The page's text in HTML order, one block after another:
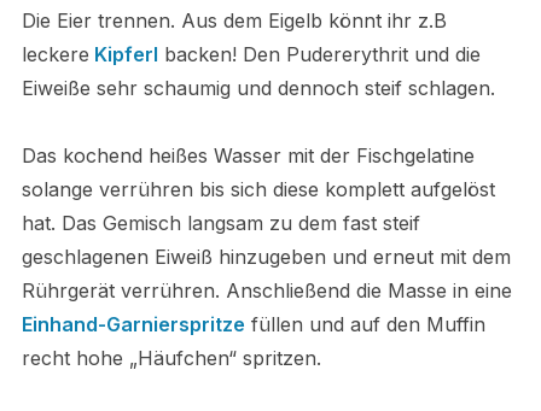
Die Eier trennen. Aus dem Eigelb könnt ihr z.B
leckere Kipferl backen! Den Pudererythrit und die
Eiweiße sehr schaumig und dennoch steif schlagen.
Das kochend heißes Wasser mit der Fischgelatine
solange verrühren bis sich diese komplett aufgelöst
hat. Das Gemisch langsam zu dem fast steif
geschlagenen Eiweiß hinzugeben und erneut mit dem
Rührgerät verrühren. Anschließend die Masse in eine
Einhand-Garnierspritze füllen und auf den Muffin
recht hohe „Häufchen“ spritzen.